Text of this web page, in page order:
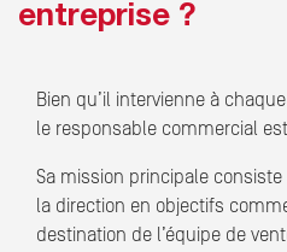
entreprise ?
Bien qu’il intervienne à
le responsable commercial
Sa mission principale
la direction en objectifs
destination de l’équipe de